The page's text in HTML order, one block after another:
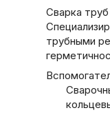
Сварка
трубными